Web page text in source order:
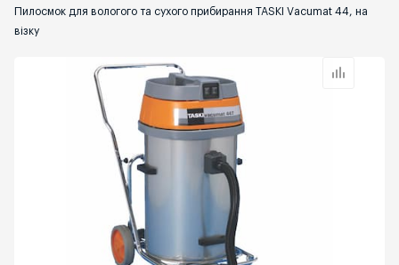
Пилосмок для вологого та сухого прибирання TASKI Vacumat 44, на
візку